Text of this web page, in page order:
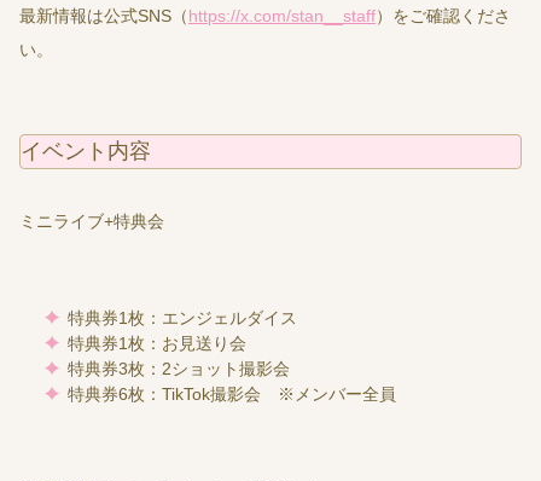
最新情報は公式SNS（https://x.com/stan__staff）をご確認くださ
い。
イベント内容
ミニライブ+特典会
特典券1枚：エンジェルダイス
特典券1枚：お見送り会
特典券3枚：2ショット撮影会
特典券6枚：TikTok撮影会 ※メンバー全員